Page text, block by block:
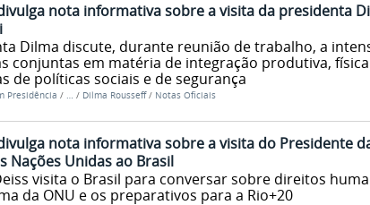
nota informativa sobre a visita da presidenta
Dilma discute, durante reunião de trabalho, a
conjuntas em matéria de integração produtiva,
de políticas sociais e de segurança
Presidência / … / Dilma Rousseff / Notas Oficiais
nota informativa sobre a visita do Presidente
Nações Unidas ao Brasil
visita o Brasil para conversar sobre direitos
da ONU e os preparativos para a Rio+20